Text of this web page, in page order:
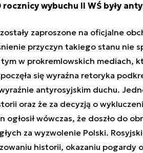
wybuchu II WŚ były
zaproszone na oficjalne
przyczyn takiego stanu nie
w prokremlowskich mediach,
się wyraźna retoryka
antyrosyjskim duchu.
oraz że za decyzją o
ogłosił wówczas, że doszło do
za wyzwolenie Polski.
historii, okazaniu pogardy